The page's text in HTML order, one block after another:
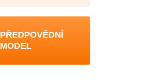
PŘEDPOVĚDNÍ
MODEL